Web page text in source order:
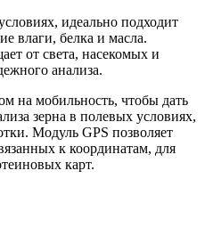
идеально подходит
влаги, белка и масла.
от света, насекомых и
анализа.
на мобильность, чтобы дать
зерна в полевых условиях,
Модуль GPS позволяет
к координатам, для
карт.